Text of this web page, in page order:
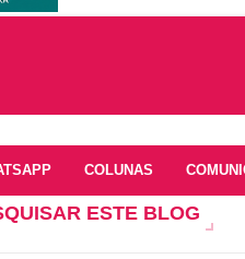
COLUNAS
ESTE BLOG